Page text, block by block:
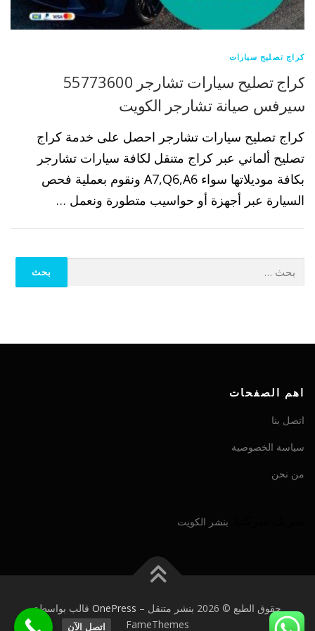
كراج تصليح سيارات
كراج تصليح سيارات تشارجر 55773600
سيرفس صيانة تشارجر الكويت
كراج تصليح سيارات تشارجر احصل على خدمة كراج
تصليح ألماني عبر كراج متنقل لكافة سيارات تشارجر
بكافة موديلاتها سواء A7,Q6,A6 ونقوم بعملية فحص
السيارة عبر أجهزة أو حواسيب متطورة ونعمل …
اهم الصفحات
اتصل بنا
سياسة الخصوصية
من نحن
بنشر الكويت
حقوق الطبع © 2026 بنشر متنقل –
OnePress قالب بواسطة
FameThemes
اتصل الآن